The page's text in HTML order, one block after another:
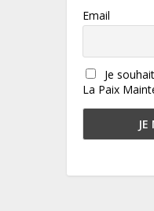
Email
Je
La Paix